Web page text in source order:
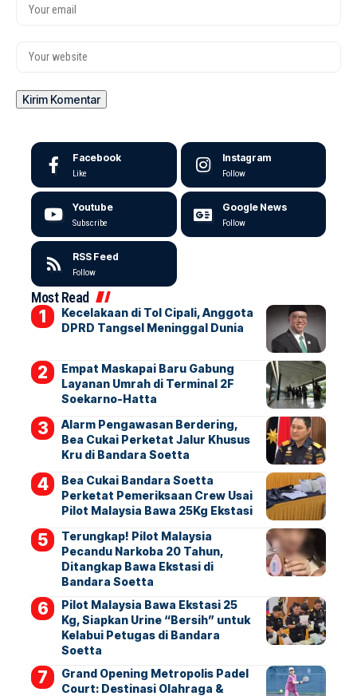
Facebook
Like
Instagram
Follow
Youtube
Subscribe
Google News
Follow
RSS Feed
Follow
Most Read
Kecelakaan di Tol Cipali, Anggota
DPRD Tangsel Meninggal Dunia
Empat Maskapai Baru Gabung
Layanan Umrah di Terminal 2F
Soekarno-Hatta
Alarm Pengawasan Berdering,
Bea Cukai Perketat Jalur Khusus
Kru di Bandara Soetta
Bea Cukai Bandara Soetta
Perketat Pemeriksaan Crew Usai
Pilot Malaysia Bawa 25Kg Ekstasi
Terungkap! Pilot Malaysia
Pecandu Narkoba 20 Tahun,
Ditangkap Bawa Ekstasi di
Bandara Soetta
Pilot Malaysia Bawa Ekstasi 25
Kg, Siapkan Urine “Bersih” untuk
Kelabui Petugas di Bandara
Soetta
Grand Opening Metropolis Padel
Court: Destinasi Olahraga &